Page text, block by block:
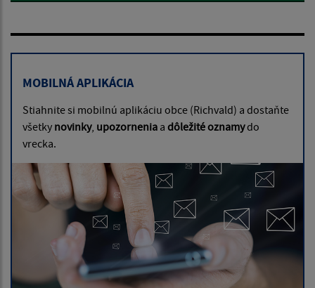
MOBILNÁ APLIKÁCIA
Stiahnite si mobilnú aplikáciu obce (Richvald) a dostaňte
všetky novinky, upozornenia a dôležité oznamydo
vrecka.